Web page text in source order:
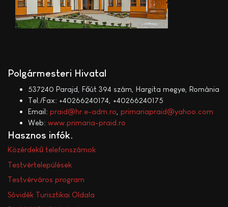
Polgármesteri Hivatal
537240 Parajd, Főút 394 szám, Hargita megye, Románia
Tel./Fax: +40266240174, +40266240175
Email: praid@hr.e-adm.ro primariapraid@yahoo.com
Web: www.primaria-praid.ro
Hasznos infók
Közérdekű telefonszámok
Testvértelepülések
Testvérváros program
Sóvidék Turisztikai Oldala